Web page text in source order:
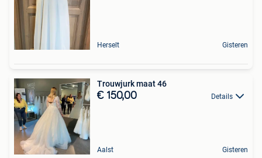
Herselt Gisteren
Trouwjurk maat 46
€ 150,00 Details
Aalst Gisteren